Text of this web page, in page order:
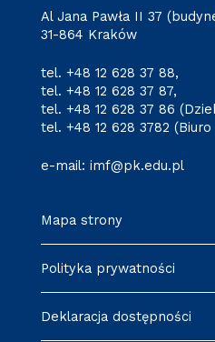
Al Jana Pawła II 37
31-864 Kraków
tel. +48 12 628 37 88,
tel. +48 12 628 37 87,
tel. +48 12 628 37 86
tel. +48 12 628 3782 (Biuro
e-mail: imf@pk.edu.pl
Mapa strony
Polityka prywatności
Deklaracja dostępności